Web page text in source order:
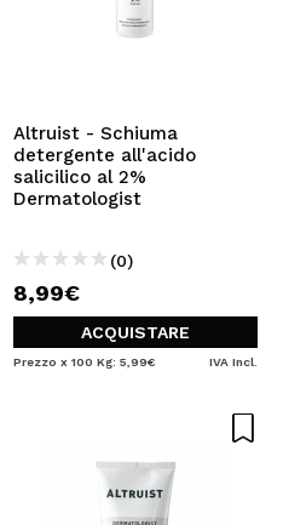
Altruist - Schiuma
detergente all'acido
salicilico al 2%
Dermatologist
(0)
8,99€
ACQUISTARE
Prezzo x 100 Kg: 5,99€ IVA Incl.